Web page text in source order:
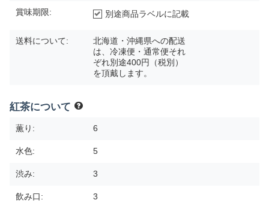
賞味期限: 別途商品ラベルに記載
送料について:
北海道・沖縄県への配送
は、冷凍便・通常便それ
ぞれ別途400円（税別）
を頂戴します。
紅茶について
薫り: 6
水色: 5
渋み: 3
飲み口: 3